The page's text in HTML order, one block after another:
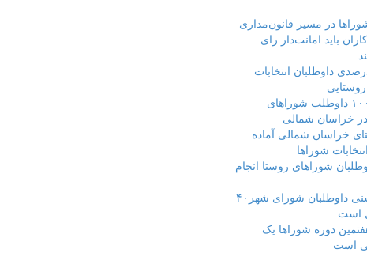
در مسیر قانون‌مداری
باید امانت‌دار رای
۱۱ درصدی داوطلبان انتخابات
ثبت‌نام ۱۰۰۰ داوطلب شوراهای
خراسان شمالی
خراسان شمالی آماده
شوراها
شوراهای روستا انجام
میانگین سنی داوطلبان شورای شهر۴۰
دوره شوراها یک
است